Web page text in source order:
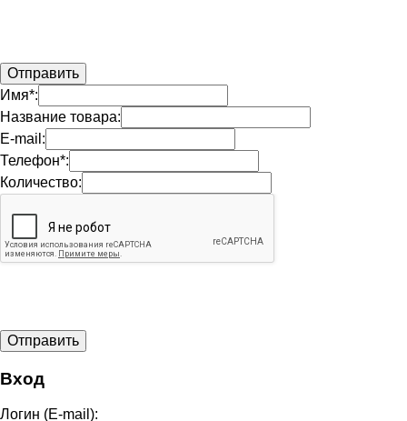
Имя*:
Название товара:
E-mail:
Телефон*:
Количество:
Вход
Логин (E-mail):